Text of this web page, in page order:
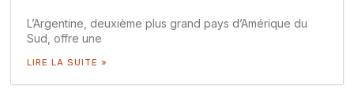
L’Argentine, deuxième plus grand pays d’Amérique du
Sud, offre une
LIRE LA SUITE »